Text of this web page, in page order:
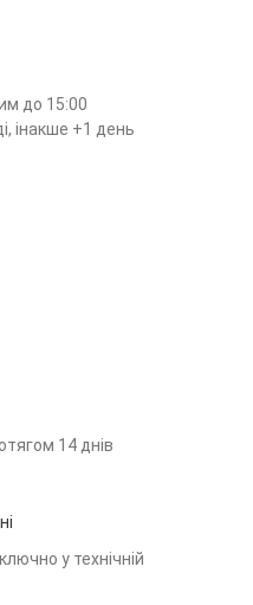
до 15:00
інакше +1 день
14 днів
у технічній